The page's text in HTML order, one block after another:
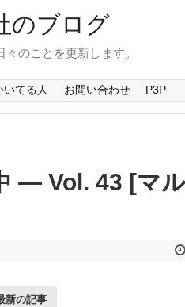
のブログ
のことを更新します。
いてる人 お問い合わせ P3P
— Vol. 43 [マ
新の記事